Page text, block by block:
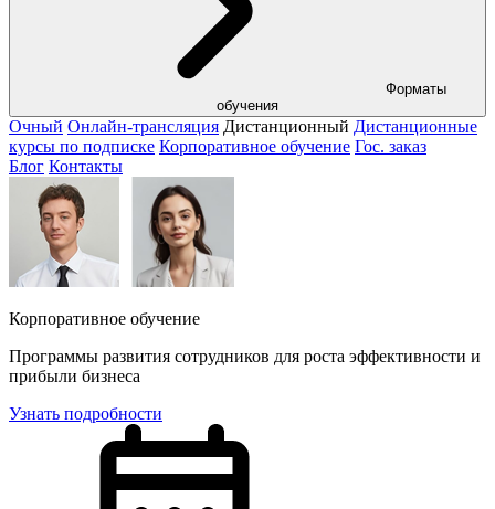
обучения
Очный Онлайн-трансляция Дистанционный Дистанционные
курсы по подписке Корпоративное обучение Гос. заказ
Блог Контакты
Корпоративное обучение
Программы развития сотрудников для роста эффективности и
прибыли бизнеса
Узнать подробности